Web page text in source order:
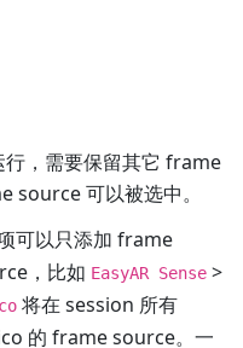
，需要保留其它 frame
source 可以被选中。
可以只添加 frame
，比如 EasyAR Sense >
将在 session 所有
的 frame source。一